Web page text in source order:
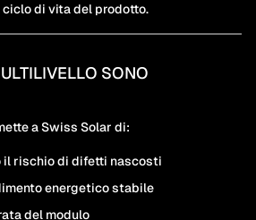
di vita del prodotto.
SONO
a Swiss Solar di:
il rischio di difetti nascosti
energetico stabile
del modulo